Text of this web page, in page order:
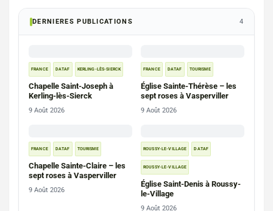
DERNIERES PUBLICATIONS 4
FRANCE DATAF KERLING-LÈS-SIERCK
Chapelle Saint-Joseph à
Kerling-lès-Sierck
9 Août 2026
FRANCE DATAF TOURISME
Église Sainte-Thérèse – les
sept roses à Vasperviller
9 Août 2026
FRANCE DATAF TOURISME
Chapelle Sainte-Claire – les
sept roses à Vasperviller
9 Août 2026
ROUSSY-LE-VILLAGE DATAF
ROUSSY-LE-VILLAGE
Église Saint-Denis à Roussy-
le-Village
9 Août 2026